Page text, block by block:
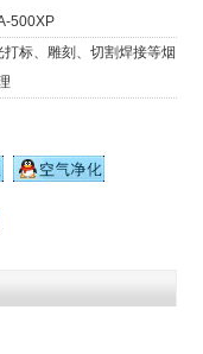
500XP
打标、雕刻、切割焊接等烟